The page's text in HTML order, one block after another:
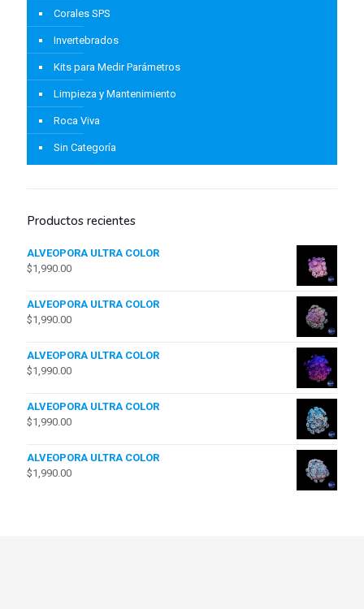
Corales SPS
Invertebrados
Kits para Medir Parámetros
Limpieza y Mantenimiento
Roca Viva
Sin Categoría
Productos recientes
ALVEOPORA ULTRA COLOR
$1,990.00
ALVEOPORA ULTRA COLOR
$1,990.00
ALVEOPORA ULTRA COLOR
$1,990.00
ALVEOPORA ULTRA COLOR
$1,990.00
ALVEOPORA ULTRA COLOR
$1,990.00